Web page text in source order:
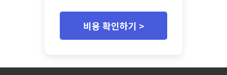
비용 확인하기 >